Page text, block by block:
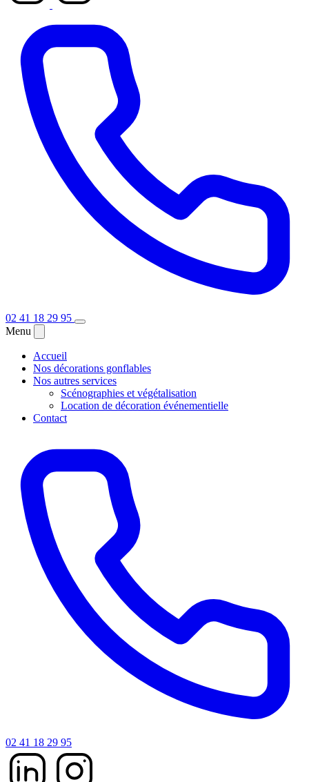
02 41 18 29 95
Menu
Accueil
Nos décorations gonflables
Nos autres services
Scénographies et végétalisation
Location de décoration événementielle
Contact
02 41 18 29 95